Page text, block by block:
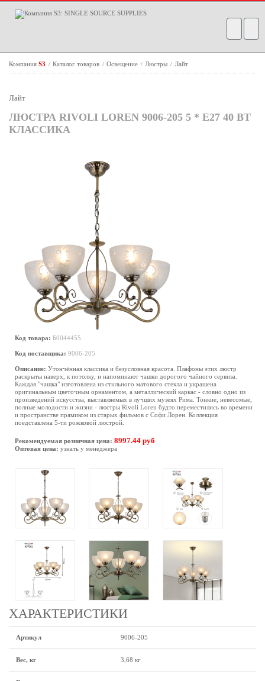
Компания S3 / Каталог товаров / Освещение / Люстры / Лайт
Лайт
ЛЮСТРА RIVOLI LOREN 9006-205 5 * E27 40 ВТ
КЛАССИКА
Код товара: Б0044455
Код поставщика: 9006-205
Описание: Утончённая классика и безусловная красота. Плафоны этих люстр
раскрыты наверх, к потолку, и напоминают чашки дорогого чайного сервиза.
Каждая "чашка" изготовлена из стильного матового стекла и украшена
оригинальным цветочным орнаментом, а металлический каркас - словно одно из
произведений искусства, выставляемых в лучших музеях Рима. Тонкие, невесомые,
полные молодости и жизни - люстры Rivoli Loren будто переместились во времени
и пространстве прямиком из старых фильмов с Софи Лорен. Коллекция
поедставлена 5-ти рожковой люстрой.
Рекомендуемая розничная цена: 8997.44 руб
Оптовая цена: узнать у менеджера
ХАРАКТЕРИСТИКИ
Артикул 9006-205
Вес, кг 3,68 кг